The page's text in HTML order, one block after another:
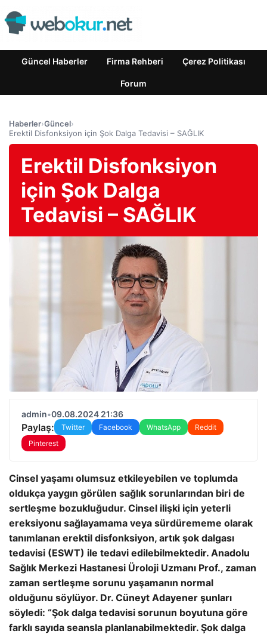
Güncel Haberler Firma Rehberi Çerez Politikası
Forum
Haberler›Güncel›
Erektil Disfonksiyon için Şok Dalga Tedavisi – SAĞLIK
Erektil Disfonksiyon
için Şok Dalga
Tedavisi – SAĞLIK
admin•09.08.2024 21:36
Paylaş: Twitter Facebook WhatsApp
Reddit
Pinterest
Cinsel yaşamı olumsuz etkileyebilen ve toplumda
oldukça yaygın görülen sağlık sorunlarından biri de
sertleşme bozukluğudur. Cinsel ilişki için yeterli
ereksiyonu sağlayamama veya sürdürememe olarak
tanımlanan erektil disfonksiyon, artık şok dalgası
tedavisi (ESWT) ile tedavi edilebilmektedir. Anadolu
Sağlık Merkezi Hastanesi Üroloji Uzmanı Prof., zaman
zaman sertleşme sorunu yaşamanın normal
olduğunu söylüyor. Dr. Cüneyt Adayener şunları
söyledi: “Şok dalga tedavisi sorunun boyutuna göre
farklı sayıda seansla planlanabilmektedir. Şok dalga